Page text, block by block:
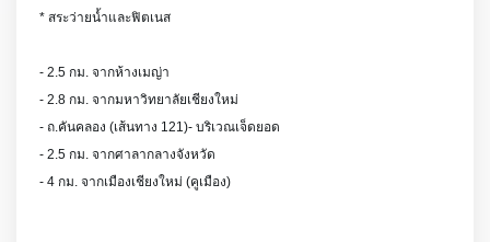
* สระว่ายน้ำและฟิตเนส
- 2.5 กม. จากห้างเมญ่า
- 2.8 กม. จากมหาวิทยาลัยเชียงใหม่
- ถ.คันคลอง (เส้นทาง 121)- บริเวณเจ็ดยอด
- 2.5 กม. จากศาลากลางจังหวัด
- 4 กม. จากเมืองเชียงใหม่ (คูเมือง)